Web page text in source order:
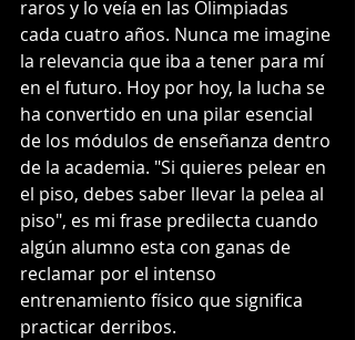
raros y lo veía en las Olimpiadas
cada cuatro años. Nunca me imagine
la relevancia que iba a tener para mí
en el futuro. Hoy por hoy, la lucha se
ha convertido en una pilar esencial
de los módulos de enseñanza dentro
de la academia. "Si quieres pelear en
el piso, debes saber llevar la pelea al
piso", es mi frase predilecta cuando
algún alumno esta con ganas de
reclamar por el intenso
entrenamiento físico que significa
practicar derribos.